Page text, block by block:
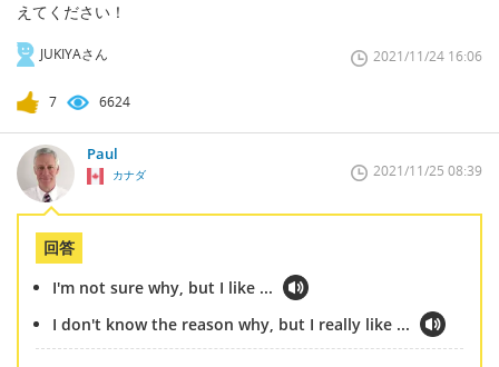
えてください！
JUKIYAさん 2021/11/24 16:06
7 6624
Paul
カナダ 2021/11/25 08:39
回答
I'm not sure why, but I like ...
I don't know the reason why, but I really like ...